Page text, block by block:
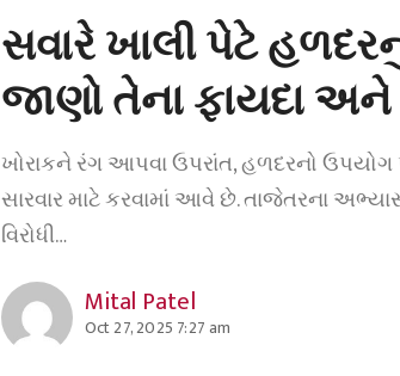
સવારે ખાલી પેટે
જાણો તેના ફાયદા
ખોરાકને રંગ આપવા ઉપરાંત, હળદરનો
સારવાર માટે કરવામાં આવે છે. તાજેતરના
વિરોધી…
Mital Patel
Oct 27, 2025 7:27 am